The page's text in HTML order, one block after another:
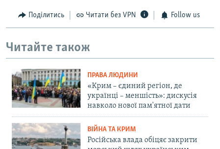
Поділитись Читати без VPN Follow us
Читайте також
ПРАВА ЛЮДИНИ
«Крим – єдиний регіон, де
українці – меншість»: дискусія
навколо нової пам'ятної дати
ВІЙНА ТА КРИМ
Російська влада обіцяє закрити